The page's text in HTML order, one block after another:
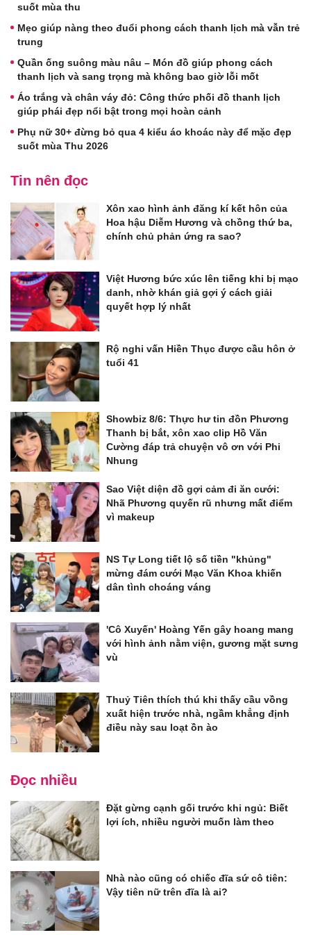
suốt mùa thu
Mẹo giúp nàng theo đuổi phong cách thanh lịch mà vẫn trẻ
trung
Quần ống suông màu nâu – Món đồ giúp phong cách
thanh lịch và sang trọng mà không bao giờ lỗi mốt
Áo trắng và chân váy đỏ: Công thức phối đồ thanh lịch
giúp phái đẹp nổi bật trong mọi hoàn cảnh
Phụ nữ 30+ đừng bỏ qua 4 kiểu áo khoác này để mặc đẹp
suốt mùa Thu 2026
Tin nên đọc
Xôn xao hình ảnh đăng kí kết hôn của
Hoa hậu Diễm Hương và chồng thứ ba,
chính chủ phản ứng ra sao?
Việt Hương bức xúc lên tiếng khi bị mạo
danh, nhờ khán giả gợi ý cách giải
quyết hợp lý nhất
Rộ nghi vấn Hiền Thục được cầu hôn ở
tuổi 41
Showbiz 8/6: Thực hư tin đồn Phương
Thanh bị bắt, xôn xao clip Hồ Văn
Cường đáp trả chuyện vô ơn với Phi
Nhung
Sao Việt diện đồ gợi cảm đi ăn cưới:
Nhã Phương quyến rũ nhưng mất điểm
vì makeup
NS Tự Long tiết lộ số tiền "khủng"
mừng đám cưới Mạc Văn Khoa khiến
dân tình choáng váng
'Cô Xuyến' Hoàng Yến gây hoang mang
với hình ảnh nằm viện, gương mặt sưng
vù
Thuỷ Tiên thích thú khi thấy cầu vồng
xuất hiện trước nhà, ngầm khẳng định
điều này sau loạt ồn ào
Đọc nhiều
Đặt gừng cạnh gối trước khi ngủ: Biết
lợi ích, nhiều người muốn làm theo
Nhà nào cũng có chiếc đĩa sứ cô tiên:
Vậy tiên nữ trên đĩa là ai?